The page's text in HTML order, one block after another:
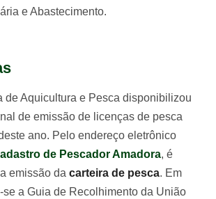
e Abastecimento.
de Aquicultura e Pesca disponibilizou
de emissão de licenças de pesca
ano. Pelo endereço eletrônico
de Pescador Amadora, é
emissão da carteira de pesca. Em
a Guia de Recolhimento da União